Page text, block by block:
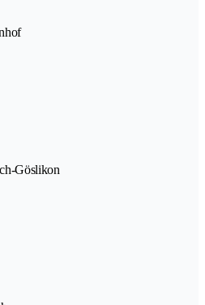
Göslikon